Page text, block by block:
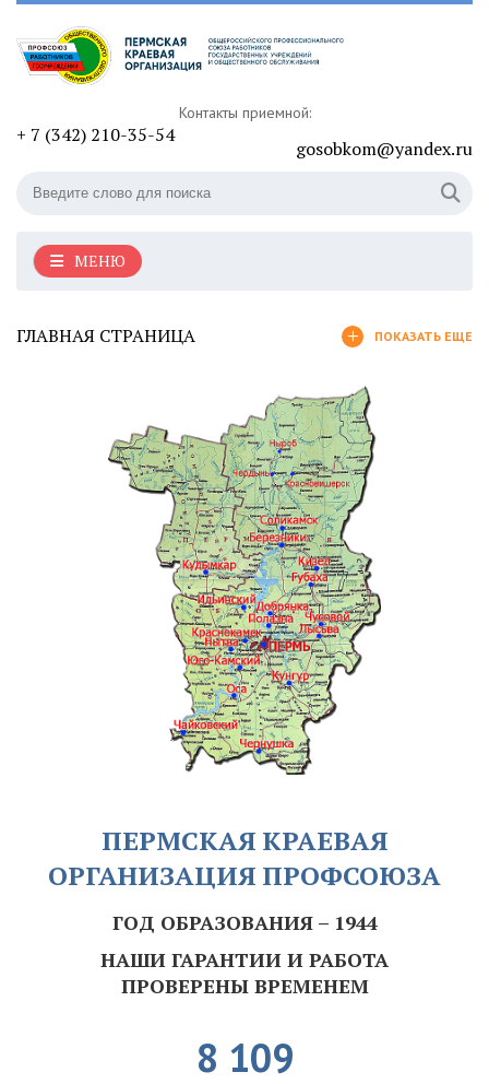
Контакты приемной:
+ 7 (342) 210-35-54
gosobkom@yandex.ru
МЕНЮ
ГЛАВНАЯ СТРАНИЦА ПОКАЗАТЬ ЕЩЕ
ПЕРМСКАЯ КРАЕВАЯ
ОРГАНИЗАЦИЯ ПРОФСОЮЗА
ГОД ОБРАЗОВАНИЯ – 1944
НАШИ ГАРАНТИИ И РАБОТА
ПРОВЕРЕНЫ ВРЕМЕНЕМ
8 109